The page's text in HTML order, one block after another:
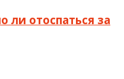
ли отоспаться за